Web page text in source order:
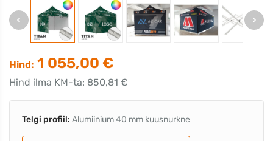
Hind: 1 055,00 €
Hind ilma KM-ta: 850,81 €
Telgi profiil: Alumiinium 40 mm kuusnurkne